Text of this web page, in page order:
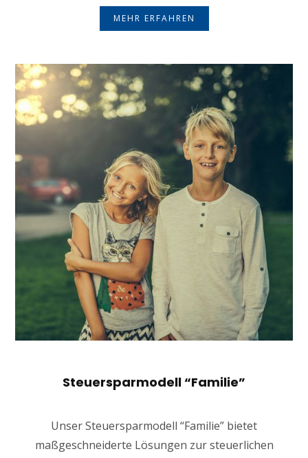
MEHR ERFAHREN
Steuersparmodell “Familie”
Unser Steuersparmodell “Familie” bietet
maßgeschneiderte Lösungen zur steuerlichen